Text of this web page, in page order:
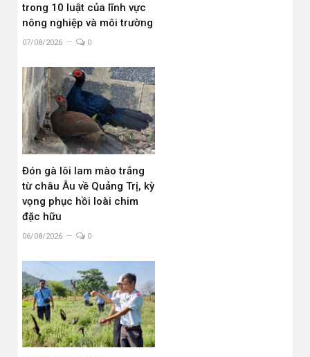
trong 10 luật của lĩnh vực
nông nghiệp và môi trường
07/08/2026 0
Đón gà lôi lam mào trắng
từ châu Âu về Quảng Trị, kỳ
vọng phục hồi loài chim
đặc hữu
06/08/2026 0